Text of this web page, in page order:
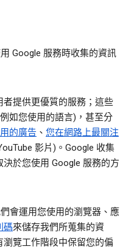
Google 服務時收集的資訊
提供更優質的服務；這些
如您使用的語言)，甚至分
的廣告 、 您在網路上最關注
影片)。Google 收集
於您使用 Google 服務的方
會運用您使用的瀏覽器、應
碼來儲存我們所蒐集的資
覽工作階段中保留您的偏